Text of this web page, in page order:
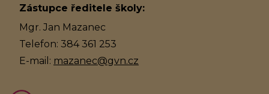
Zástupce ředitele školy:
Mgr. Jan Mazanec
Telefon: 384 361 253
E-mail: mazanec@gvn.cz